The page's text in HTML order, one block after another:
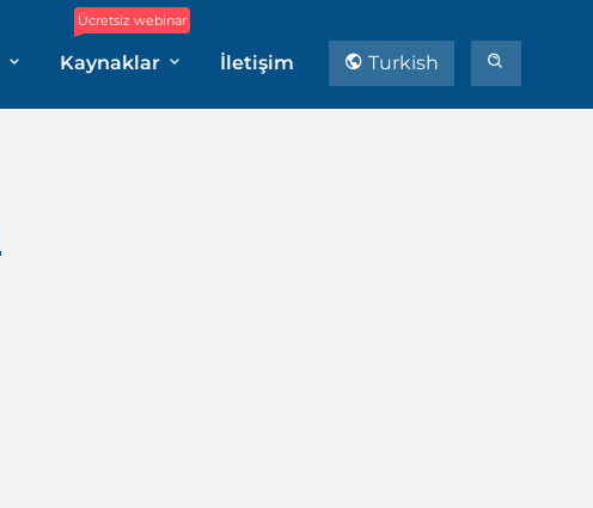
Ücretsiz webinar
Kaynaklar İletişim Turkish